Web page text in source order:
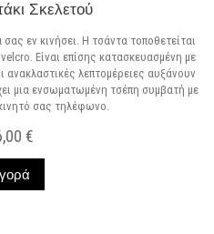
Σκελετού
εν κινήσει. Η τσάντα τοποθετείται
Είναι επίσης κατασκευασμένη με
ανακλαστικές λεπτομέρειες αυξάνουν
μια ενσωματωμένη τσέπη συμβατή με
σας τηλέφωνο.
€